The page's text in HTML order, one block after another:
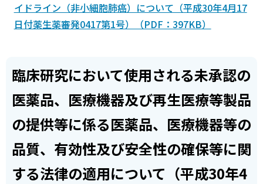
イドライン（非小細胞肺癌）について（平成30年4月17
日付薬生薬審発0417第1号）（PDF：397KB）
臨床研究において使用される未承認の
医薬品、医療機器及び再生医療等製品
の提供等に係る医薬品、医療機器等の
品質、有効性及び安全性の確保等に関
する法律の適用について（平成30年4